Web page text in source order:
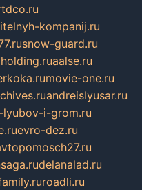
kompanij.ru
snow-guard.ru
aalse.ru
movie-one.ru
andreislyusar.ru
i-grom.ru
evro-dez.ru
delanalad.ru
roadli.ru